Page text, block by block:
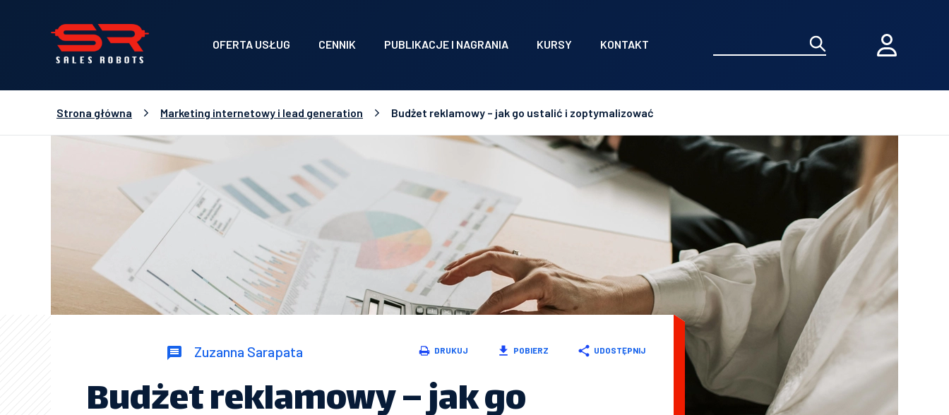
OFERTA USŁUG CENNIK PUBLIKACJE I NAGRANIA KURSY KONTAKT
Strona główna Marketing internetowy i lead generation Budżet reklamowy – jak go ustalić i zoptymalizować
Zuzanna Sarapata DRUKUJ POBIERZ UDOSTĘPNIJ
Budżet reklamowy – jak go